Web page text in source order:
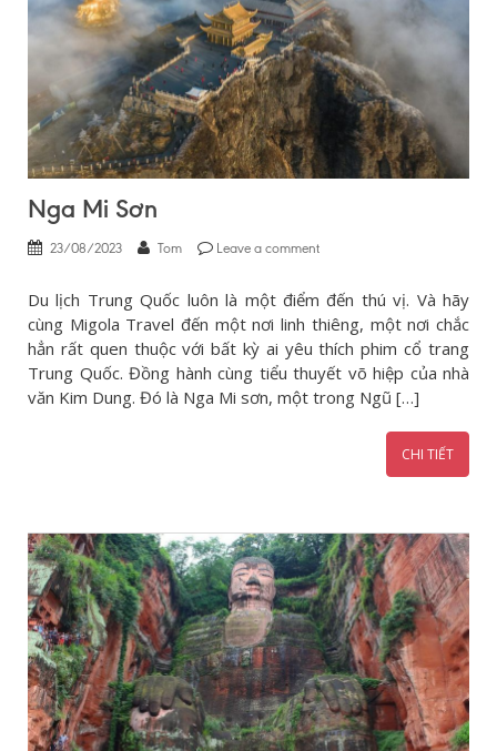
Nga Mi Sơn
23/08/2023 Tom Leave a comment
Du lịch Trung Quốc luôn là một điểm đến thú vị. Và hãy
cùng Migola Travel đến một nơi linh thiêng, một nơi chắc
hẳn rất quen thuộc với bất kỳ ai yêu thích phim cổ trang
Trung Quốc. Đồng hành cùng tiểu thuyết võ hiệp của nhà
văn Kim Dung. Đó là Nga Mi sơn, một trong Ngũ […]
CHI TIẾT